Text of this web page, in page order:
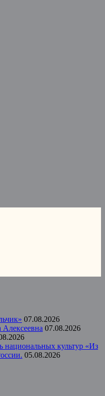
07.08.2026
07.08.2026
национальных культур «Из
05.08.2026